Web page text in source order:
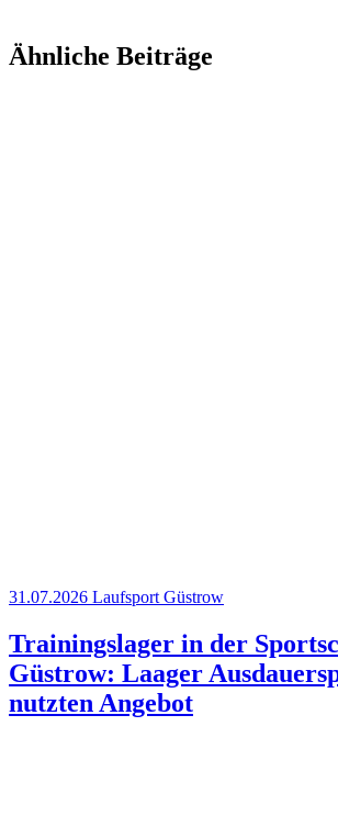
Ähnliche Beiträge
31.07.2026 Laufsport Güstrow
Trainingslager in der
Güstrow: Laager
nutzten Angebot